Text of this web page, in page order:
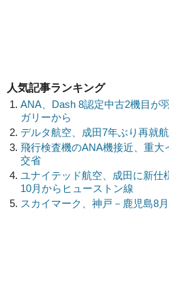
人気記事ランキング
ANA、Dash 8認定中古2機目
ガリーから
デルタ航空、成田7年ぶり再就
飛行検査機のANA機接近、重大
交省
ユナイテッド航空、成田に新仕
10月からヒューストン線
スカイマーク、神戸－鹿児島8